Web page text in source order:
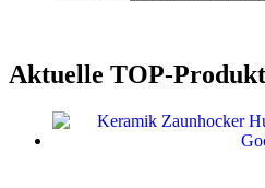
Aktuelle TOP-